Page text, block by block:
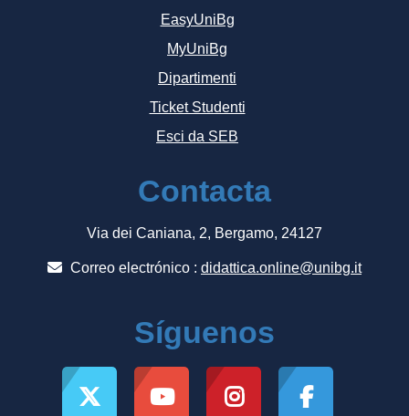
EasyUniBg
MyUniBg
Dipartimenti
Ticket Studenti
Esci da SEB
Contacta
Via dei Caniana, 2, Bergamo, 24127
Correo electrónico : didattica.online@unibg.it
Síguenos